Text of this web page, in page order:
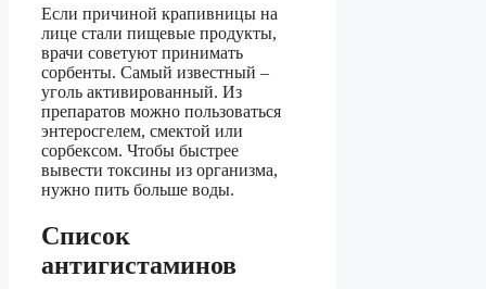
Если причиной крапивницы на
лице стали пищевые продукты,
врачи советуют принимать
сорбенты. Самый известный –
уголь активированный. Из
препаратов можно пользоваться
энтеросгелем, смектой или
сорбексом. Чтобы быстрее
вывести токсины из организма,
нужно пить больше воды.
Список
антигистаминов